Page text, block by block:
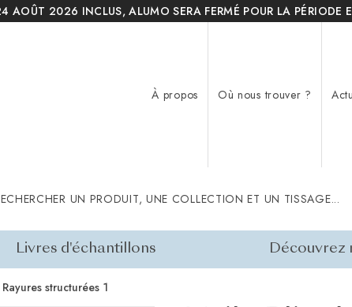
AOÛT 2026 INCLUS, ALUMO SERA FERMÉ POUR LA PÉRIODE
À propos Où nous trouver ?
UN PRODUIT, UNE COLLECTION ET UN TISSAGE...
Livres d'échantillons Découvrez
structurées 1